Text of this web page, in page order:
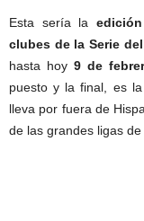
Esta sería la
clubes de la Serie del
hasta hoy9 de
puesto y la final, es
lleva por fuera de
de las grandes ligas de